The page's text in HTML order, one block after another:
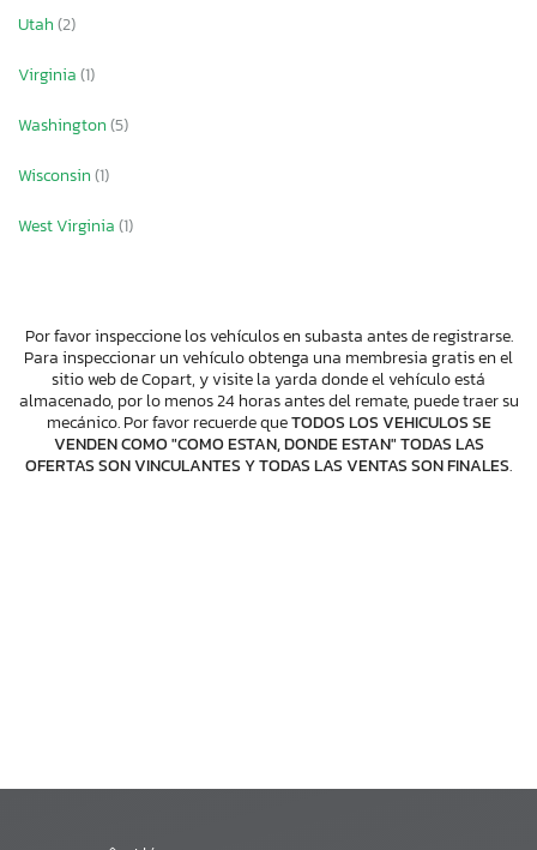
Utah(2)
Virginia(1)
Washington(5)
Wisconsin(1)
West Virginia(1)
Por favor inspeccione los vehículos en subasta antes de registrarse.
Para inspeccionar un vehículo obtenga una membresia gratis en el
sitio web de Copart, y visite la yarda donde el vehículo está
almacenado, por lo menos 24 horas antes del remate, puede traer su
mecánico. Por favor recuerde queTODOS LOS VEHICULOS SE
VENDEN COMO "COMO ESTAN, DONDE ESTAN" TODAS LAS
OFERTAS SON VINCULANTES Y TODAS LAS VENTAS SON FINALES.